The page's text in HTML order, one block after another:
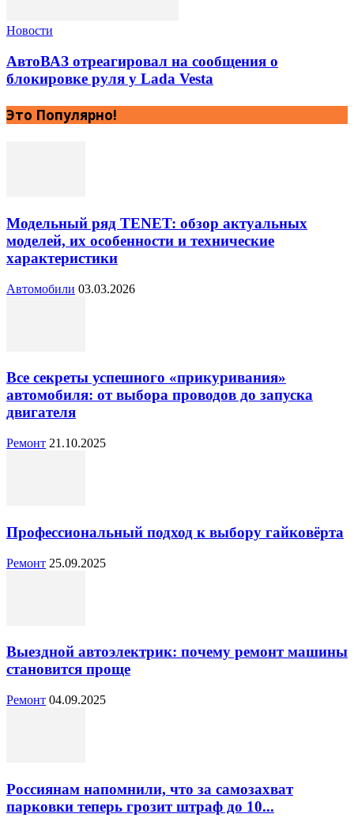
Новости
АвтоВАЗ отреагировал на сообщения о
блокировке руля у Lada Vesta
Это Популярно!
Модельный ряд TENET: обзор актуальных
моделей, их особенности и технические
характеристики
Автомобили 03.03.2026
Все секреты успешного «прикуривания»
автомобиля: от выбора проводов до запуска
двигателя
Ремонт 21.10.2025
Профессиональный подход к выбору гайковёрта
Ремонт 25.09.2025
Выездной автоэлектрик: почему ремонт машины
становится проще
Ремонт 04.09.2025
Россиянам напомнили, что за самозахват
парковки теперь грозит штраф до 10...